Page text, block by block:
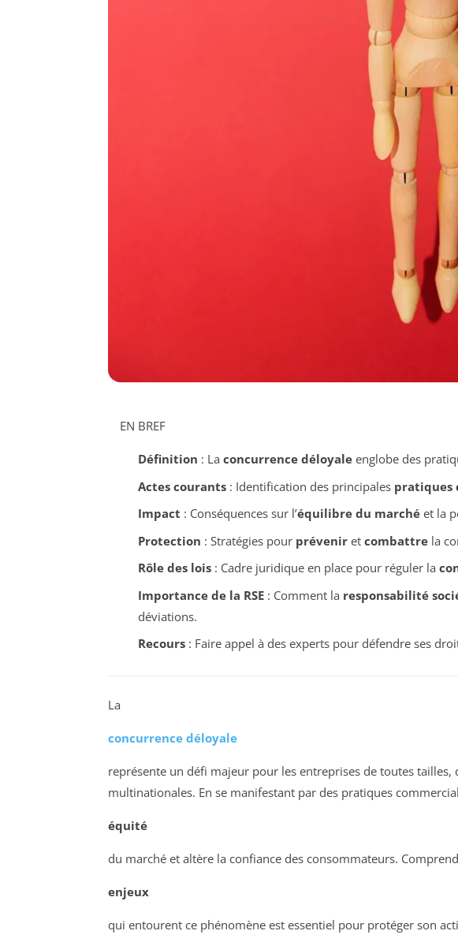
EN BREF
Définition : La concurrence déloyaleenglobe des
Actes courants: Identification des principales pratiques
Impact : Conséquences sur l’équilibre du marchéet la
Protection : Stratégies pour préveniret combattrela
Rôle des lois: Cadre juridique en place pour réguler la
Importance de la RSE: Comment la responsabilité
déviations.
Recours: Faire appel à des experts pour défendre ses
La
concurrence déloyale
représente un défi majeur pour les entreprises de toutes tailles,
multinationales. En se manifestant par des pratiques
équité
du marché et altère la confiance des consommateurs.
enjeux
qui entourent ce phénomène est essentiel pour protéger son